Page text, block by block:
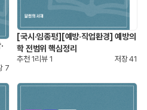
7
[국시·임종평][예방·직업환경] 예방의
학 전범위 핵심정리
추천 1리뷰 1 저장41